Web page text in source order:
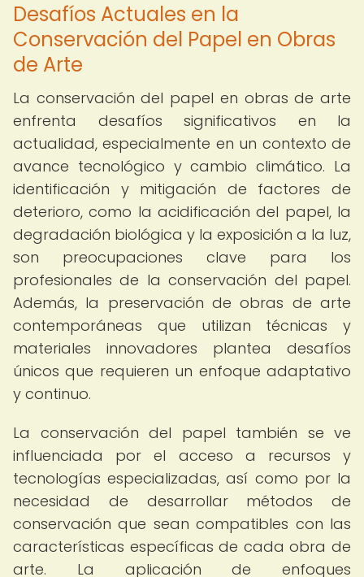
Desafíos Actuales en la
Conservación del Papel en Obras
de Arte
La conservación del papel en obras de arte
enfrenta desafíos significativos en la
actualidad, especialmente en un contexto de
avance tecnológico y cambio climático. La
identificación y mitigación de factores de
deterioro, como la acidificación del papel, la
degradación biológica y la exposición a la luz,
son preocupaciones clave para los
profesionales de la conservación del papel.
Además, la preservación de obras de arte
contemporáneas que utilizan técnicas y
materiales innovadores plantea desafíos
únicos que requieren un enfoque adaptativo
y continuo.
La conservación del papel también se ve
influenciada por el acceso a recursos y
tecnologías especializadas, así como por la
necesidad de desarrollar métodos de
conservación que sean compatibles con las
características específicas de cada obra de
arte. La aplicación de enfoques